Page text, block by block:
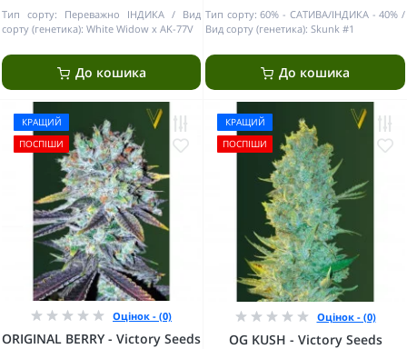
Тип сорту: Переважно ІНДИКА
Вид
сорту (генетика): White Widow x AK-77V
До кошика
Тип сорту: 60% - САТИВА/ІНДИКА - 40%
Вид сорту (генетика): Skunk #1
До кошика
КРАЩИЙ
ПОСПІШИ
Оцінок - (0)
ORIGINAL BERRY - Victory Seeds
КРАЩИЙ
ПОСПІШИ
Оцінок - (0)
OG KUSH - Victory Seeds